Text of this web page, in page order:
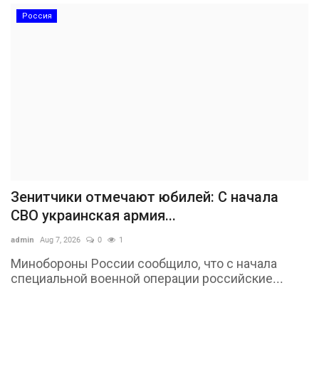
Россия
Зенитчики отмечают юбилей: С начала
СВО украинская армия...
admin Aug 7, 2026 0 1
Минобороны России сообщило, что с начала
специальной военной операции российские...